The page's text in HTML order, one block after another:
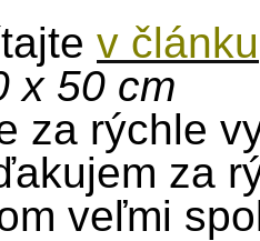
v článku
x 50 cm
za rýchle
za
veľmi